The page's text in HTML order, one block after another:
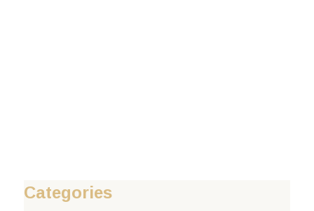
Categories